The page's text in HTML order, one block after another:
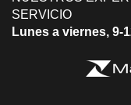
SERVICIO
Lunes a viernes, 9-